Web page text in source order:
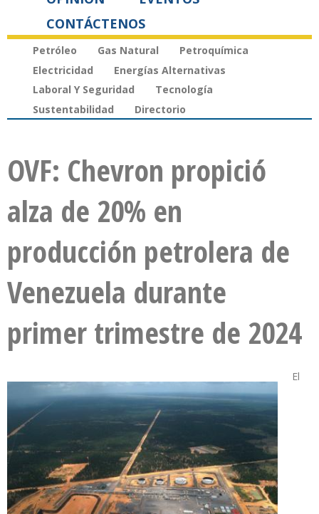
CONTÁCTENOS
Petróleo Gas Natural
Petroquímica
Electricidad
Energías Alternativas
Laboral Y Seguridad
Tecnología
Sustentabilidad
Directorio
OVF: Chevron propició
alza de 20% en
producción petrolera de
Venezuela durante
primer trimestre de 2024
El